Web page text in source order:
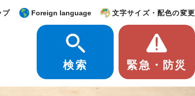
プ Foreign language 文字サイズ・配色の変更
検索 緊急・防災